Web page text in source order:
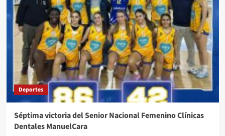
informa:
próximo
domingo
día
14
tendrá
en
Almería
edición
de
Deportes
Séptima victoria del Senior Nacional Femenino Clínicas
Dentales ManuelCara